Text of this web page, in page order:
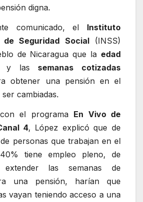
digna.
comunicado, el Instituto
de Seguridad Social(INSS)
de Nicaragua que la edad
y las semanas cotizadas
obtener una pensión en el
cambiadas.
el programa En Vivo de
4, López explicó que de
personas que trabajan en el
tiene empleo pleno, de
las semanas de
una pensión, harían que
vayan teniendo acceso a una